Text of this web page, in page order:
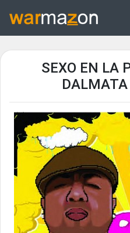
SEXO EN LA